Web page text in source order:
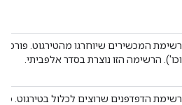
רשימת המכשירים שיוחרגו מהטירגוט.
וכו'). הרשימה הזו נוצרת בסדר אלפביתי.
רשימת הדפדפנים שרוצים לכלול בטירגוט.